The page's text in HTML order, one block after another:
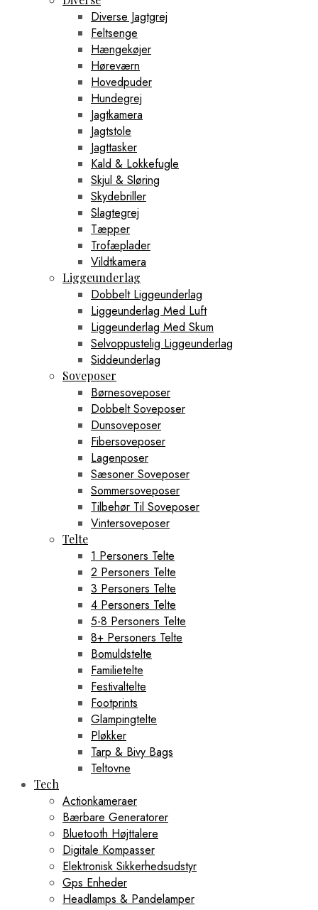
Diverse Jagtgrej
Feltsenge
Hængekøjer
Høreværn
Hovedpuder
Hundegrej
Jagtkamera
Jagtstole
Jagttasker
Kald & Lokkefugle
Skjul & Sløring
Skydebriller
Slagtegrej
Tæpper
Trofæplader
Vildtkamera
Liggeunderlag
Dobbelt Liggeunderlag
Liggeunderlag Med Luft
Liggeunderlag Med Skum
Selvoppustelig Liggeunderlag
Siddeunderlag
Soveposer
Børnesoveposer
Dobbelt Soveposer
Dunsoveposer
Fibersoveposer
Lagenposer
Sæsoner Soveposer
Sommersoveposer
Tilbehør Til Soveposer
Vintersoveposer
Telte
1 Personers Telte
2 Personers Telte
3 Personers Telte
4 Personers Telte
5-8 Personers Telte
8+ Personers Telte
Bomuldstelte
Familietelte
Festivaltelte
Footprints
Glampingtelte
Pløkker
Tarp & Bivy Bags
Teltovne
Tech
Actionkameraer
Bærbare Generatorer
Bluetooth Højttalere
Digitale Kompasser
Elektronisk Sikkerhedsudstyr
Gps Enheder
Headlamps & Pandelamper